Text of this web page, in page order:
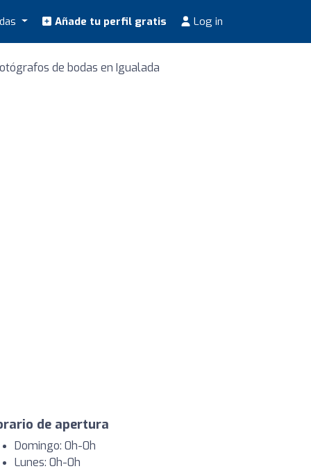
Añade tu perfil gratis Log in
de bodas en Igualada
de apertura
Domingo: 0h-0h
Lunes: 0h-0h